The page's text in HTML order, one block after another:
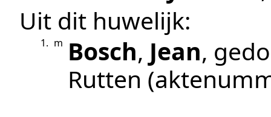
Uit dit huwelijk:
1. m Bosch, Jean,
Rutten